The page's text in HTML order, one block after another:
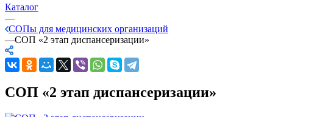
Каталог
—
СОПы для медицинских организаций
—СОП «2 этап диспансеризации»
СОП «2 этап диспансеризации»